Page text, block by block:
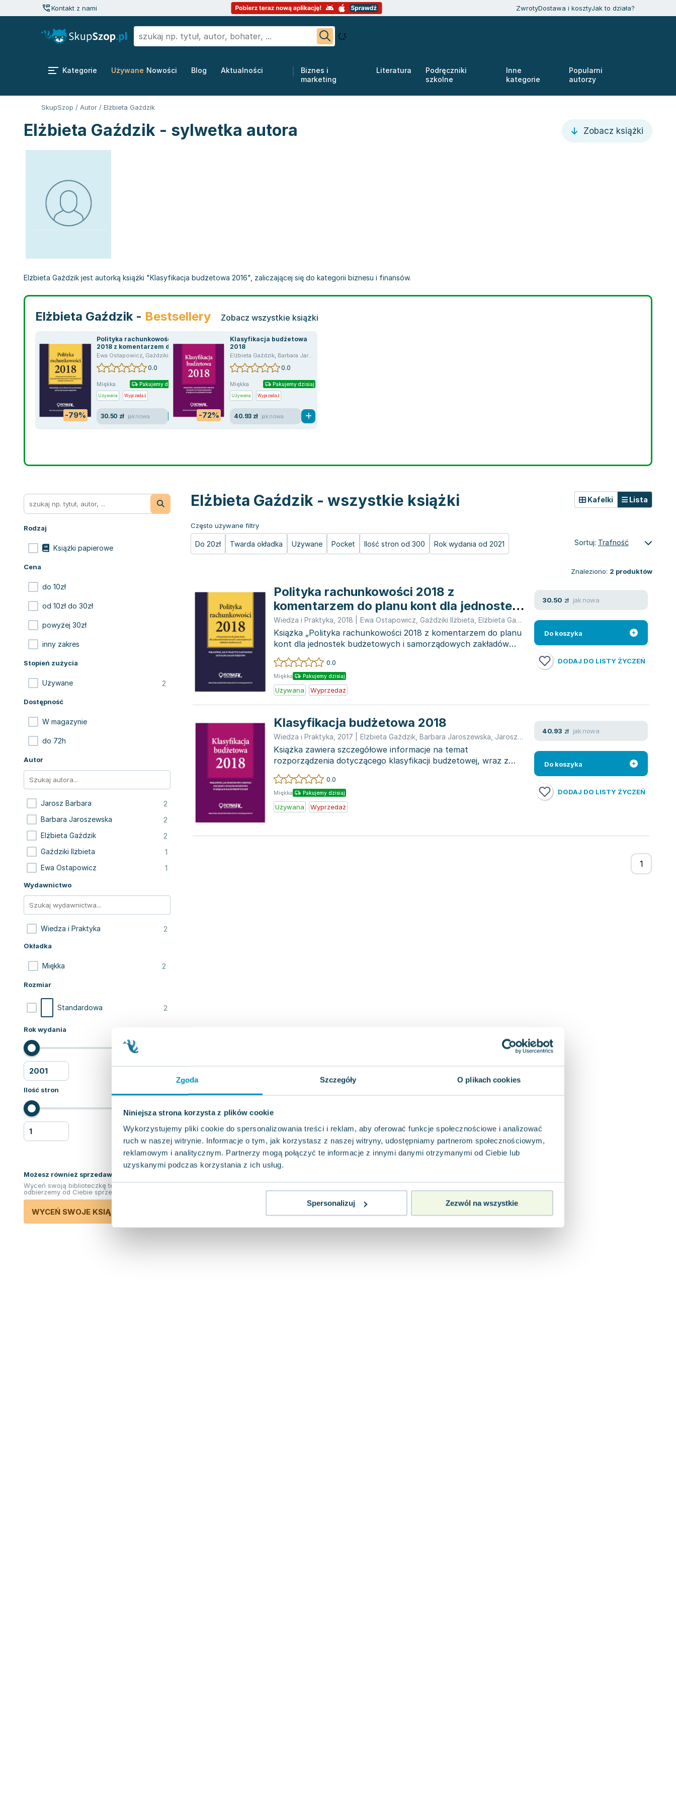
Zgoda Szczegóły O plikach cookies
Niniejsza strona korzysta z plików cookie
Wykorzystujemy pliki cookie do spersonalizowania treści i reklam, aby oferować funkcje społecznościowe i analizować
ruch w naszej witrynie. Informacje o tym, jak korzystasz z naszej witryny, udostępniamy partnerom społecznościowym,
reklamowym i analitycznym. Partnerzy mogą połączyć te informacje z innymi danymi otrzymanymi od Ciebie lub
uzyskanymi podczas korzystania z ich usług.
Spersonalizuj Zezwól na wszystkie
Kontakt z nami ZwrotyDostawa i kosztyJak to działa?
Kategorie Używane Nowości Blog Aktualności
Biznes i
marketing
Literatura
Podręczniki
szkolne
Inne
kategorie
Popularni
autorzy
SkupSzop / Autor / Elżbieta Gaździk
Elżbieta Gaździk - sylwetka autora Zobacz książki
Elżbieta Gaździk jest autorką książki "Klasyfikacja budżetowa 2016", zaliczającej się do kategorii biznesu i finansów.
Elżbieta Gaździk - Bestsellery Zobacz wszystkie książki
-79%
Polityka rachunkowości
2018 z komentarzem do
planu kont dla jednostek
budżetowych
Ewa Ostapowicz, Gaździki Ilżbieta ,Elżbieta Gaździk,Barbara Jaroszewska ,Jarosz Barbara
0.0
Miękka Pakujemy dzisiaj
Używana Wyprzedaż
30.50 zł jak nowa -72%
Klasyfikacja budżetowa
2018
Elżbieta Gaździk, Barbara Jaroszewska
0.0
Miękka Pakujemy dzisiaj
Używana Wyprzedaż
40.93 zł jak nowa
Rodzaj
Książki papierowe
Cena
do 10zł
od 10zł do 30zł
powyżej 30zł
inny zakres
Stopień zużycia
Używane 2
Dostępność
W magazynie
do 72h
Autor
Jarosz Barbara 2
Barbara Jaroszewska 2
Elżbieta Gaździk 2
Gaździki Ilżbieta 1
Ewa Ostapowicz 1
Wydawnictwo
Wiedza i Praktyka 2
Okładka
Miękka 2
Rozmiar
Standardowa 2
Rok wydania
Ilość stron
Możesz również sprzedawać ksiązki!
Wyceń swoją biblioteczkę teraz. Odkupimy i
odbierzemy od Ciebie sprzedane książki.
WYCEŃ SWOJE KSIĄŻKI
Elżbieta Gaździk - wszystkie książki
Często używane filtry
Do 20zł Twarda okładka Używane Pocket Ilość stron od 300 Rok wydania od 2021
Kafelki Lista
Sortuj: Trafność
Znaleziono: 2 produktów
Polityka rachunkowości 2018 z
komentarzem do planu kont dla jednostek
budżetowych
Wiedza i Praktyka 2018 Ewa Ostapowicz Gaździki Ilżbieta Elżbieta Gaździk ,Barbara Jaroszewska,Jarosz Barbara
Książka „Polityka rachunkowości 2018 z komentarzem do planu
kont dla jednostek budżetowych i samorządowych zakładów
budżetowych” t...
0.0
Miękka Pakujemy dzisiaj
Używana Wyprzedaż
30.50 zł jak nowa
Do koszyka
DODAJ DO LISTY ŻYCZEŃ
Klasyfikacja budżetowa 2018
Wiedza i Praktyka 2017 Elżbieta Gaździk Barbara Jaroszewska Jarosz Barbara
Książka zawiera szczegółowe informacje na temat
rozporządzenia dotyczącego klasyfikacji budżetowej, wraz z
praktycznymi przykładam...
0.0
Miękka Pakujemy dzisiaj
Używana Wyprzedaż
40.93 zł jak nowa
Do koszyka
DODAJ DO LISTY ŻYCZEŃ